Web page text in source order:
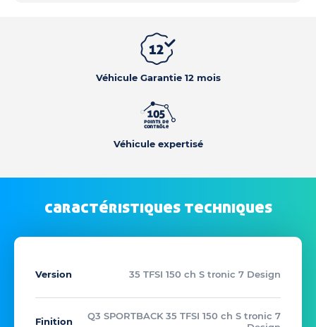
Véhicule Garantie 12 mois
Véhicule expertisé
caractéristiques techniques
Version 35 TFSI 150 ch S tronic 7 Design
Finition
Q3 SPORTBACK 35 TFSI 150 ch S tronic 7